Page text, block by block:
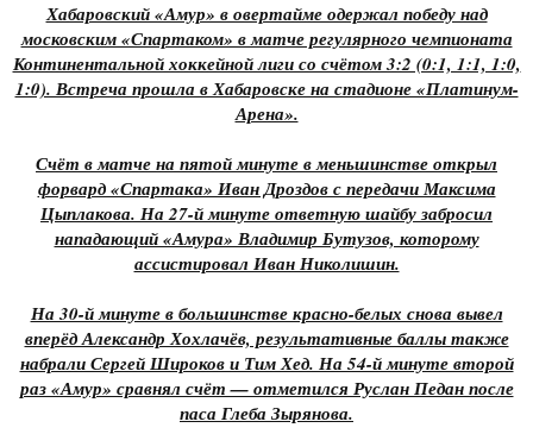
Хабаровский «Амур» в овертайме одержал победу над
московским «Спартаком» в матче регулярного чемпионата
Континентальной хоккейной лиги со счётом 3:2 (0:1, 1:1, 1:0,
1:0). Встреча прошла в Хабаровске на стадионе «Платинум-
Арена».
Счёт в матче на пятой минуте в меньшинстве открыл
форвард «Спартака» Иван Дроздов с передачи Максима
Цыплакова. На 27-й минуте ответную шайбу забросил
нападающий «Амура» Владимир Бутузов, которому
ассистировал Иван Николишин.
На 30-й минуте в большинстве красно-белых снова вывел
вперёд Александр Хохлачёв, результативные баллы также
набрали Сергей Широков и Тим Хед. На 54-й минуте второй
раз «Амур» сравнял счёт — отметился Руслан Педан после
паса Глеба Зырянова.